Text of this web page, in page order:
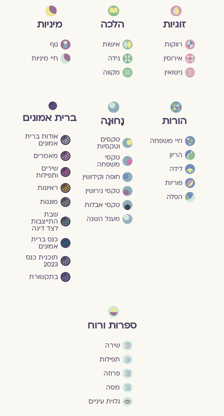
זוגיות
רווקות
אירוסין
נישואין
הלכה
אישות
נידה
מקווה
מיניות
גוף
חיי מיניות
הורות
חיי משפחה
הריון
לידה
פוריות
הפלה
נָחוּגָה
טקסים
וטקסיות
טקסי
משפחה
חופה וקידושין
טקסי גירושין
טקסי אבלות
מעגל השנה
ברית אמונים
אודות ברית
אמונים
מאמרים
שירים
ותפילות
ראיונות
מוגנוּת
שבת
התייצבות
לצד דינה
כנס ברית
אמונים
תוכנית כנס
2023
בתקשורת
ספרות ורוח
שירה
תפילות
פרוזה
מסה
גלוית עיניים